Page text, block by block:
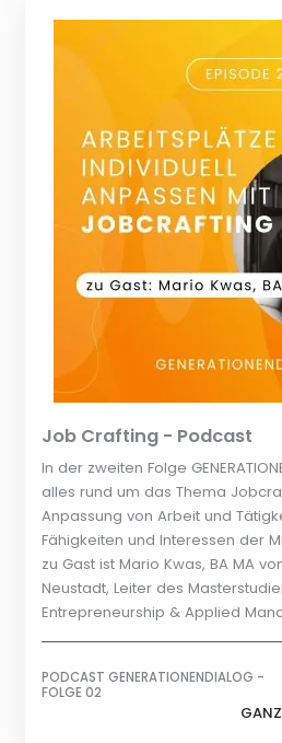
Job Crafting - Podcast
In der zweiten Folge
alles rund um das Thema
Anpassung von Arbeit und
Fähigkeiten und Interessen der
zu Gast ist Mario Kwas, BA MA
Neustadt, Leiter des
Entrepreneurship & Applied
PODCAST GENERATIONENDIALOG -
FOLGE 02